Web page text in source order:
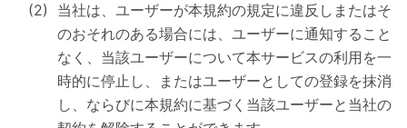
当社は、ユーザーが本規約の規定に違反しまたはそ
のおそれのある場合には、ユーザーに通知すること
なく、当該ユーザーについて本サービスの利用を一
時的に停止し、またはユーザーとしての登録を抹消
し、ならびに本規約に基づく当該ユーザーと当社の